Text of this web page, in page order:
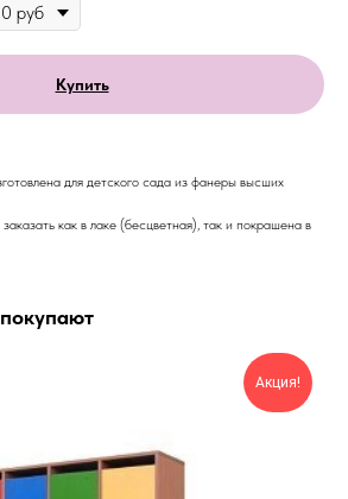
Купить
для детского сада из фанеры высших
как в лаке (бесцветная), так и покрашена в
Акция!